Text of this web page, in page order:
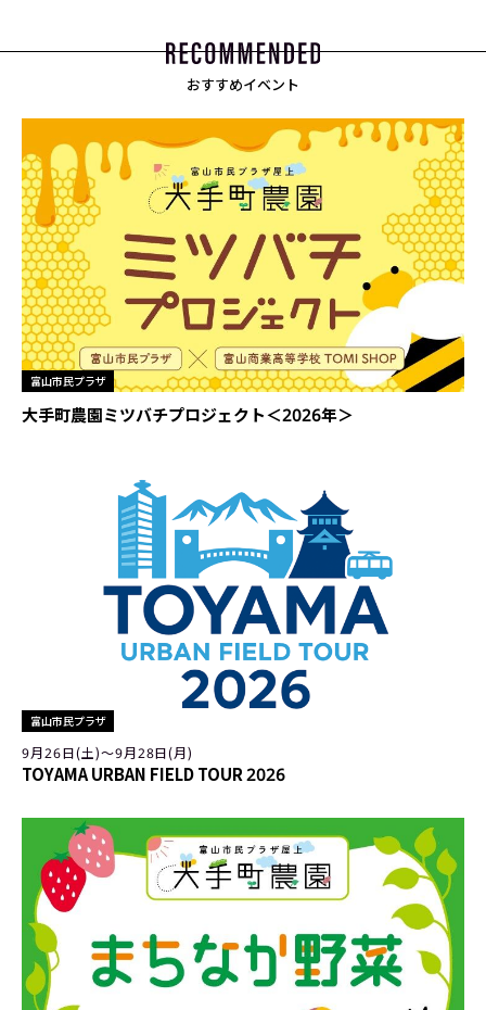
おすすめイベント
富山市民プラザ
大手町農園ミツバチプロジェクト＜2026年＞
富山市民プラザ
9月26日(土)〜9月28日(月)
TOYAMA URBAN FIELD TOUR 2026